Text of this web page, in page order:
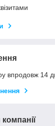
впродовж 14